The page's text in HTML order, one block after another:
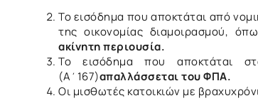
Το εισόδημα που αποκτάται από
της οικονομίας διαμοιρασμού,
ακίνητη περιουσία.
Το εισόδημα που αποκτάται
(Α΄167)απαλλάσσεται του ΦΠΑ.
Οι μισθωτές κατοικιών με